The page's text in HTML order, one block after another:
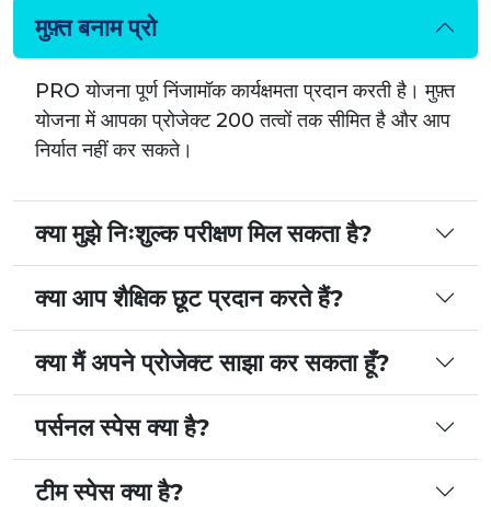
मुफ़्त बनाम प्रो
PRO योजना पूर्ण निंजामॉक कार्यक्षमता प्रदान करती है। मुफ़्त
योजना में आपका प्रोजेक्ट 200 तत्वों तक सीमित है और आप
निर्यात नहीं कर सकते।
क्या मुझे निःशुल्क परीक्षण मिल सकता है?
क्या आप शैक्षिक छूट प्रदान करते हैं?
क्या मैं अपने प्रोजेक्ट साझा कर सकता हूँ?
पर्सनल स्पेस क्या है?
टीम स्पेस क्या है?